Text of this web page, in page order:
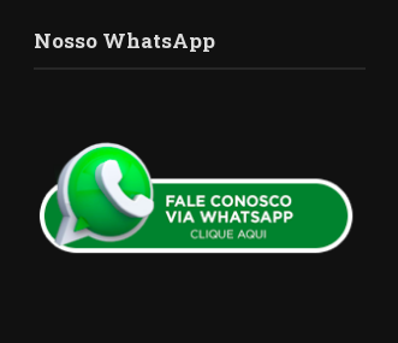
Nosso WhatsApp